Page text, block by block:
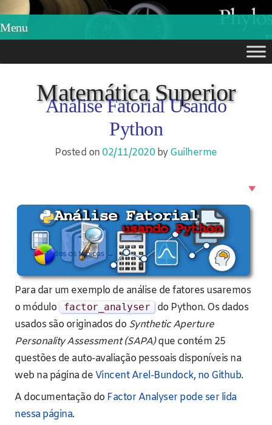
Phylos.net
Menu
Matemática Superior
Análise Fatorial Usando
Python
Posted on 02/11/2020 byGuilherme
Todos os tópicos →
Para dar um exemplo de análise de fatores usaremos
o módulo
factor_analyser do Python. Os dados
usados são originados do Synthetic Aperture
Personality Assessment (SAPA)que contém 25
questões de auto-avaliação pessoais disponíveis na
web na página deVincent Arel-Bundock, no Github.
A documentação do Factor Analyser pode ser lida
nessa página.